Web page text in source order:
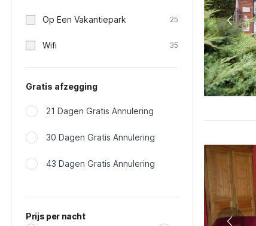
Op Een Vakantiepark 25
Wifi 35
Gratis afzegging
21 Dagen Gratis Annulering
30 Dagen Gratis Annulering
43 Dagen Gratis Annulering
Prijs per nacht